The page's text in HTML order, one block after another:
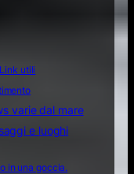
Link utili
varie dal mare
e luoghi
in una goccia.